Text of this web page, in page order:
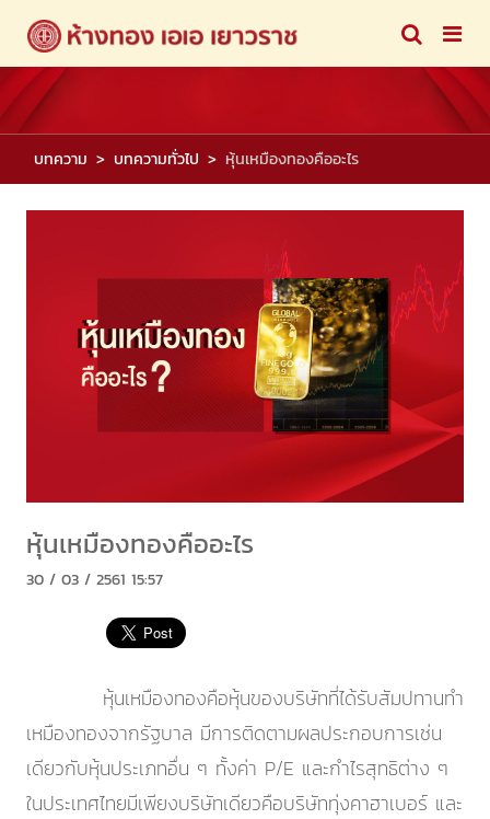
บทความ บทความทั่วไป หุ้นเหมืองทองคืออะไร
หุ้นเหมืองทองคืออะไร
30 / 03 / 2561 15:57
หุ้นเหมืองทองคือหุ้นของบริษัทที่ได้รับสัมปทานทำ
เหมืองทองจากรัฐบาล มีการติดตามผลประกอบการเช่น
เดียวกับหุ้นประเภทอื่น ๆ ทั้งค่า P/E และกำไรสุทธิต่าง ๆ
ในประเทศไทยมีเพียงบริษัทเดียวคือบริษัททุ่งคาฮาเบอร์ และ